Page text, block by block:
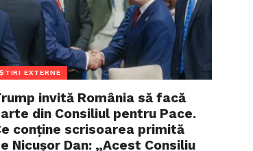
ȘTIRI EXTERNE
invită România să facă
din Consiliul pentru Pace.
conține scrisoarea primită
Nicușor Dan: „Acest Consiliu